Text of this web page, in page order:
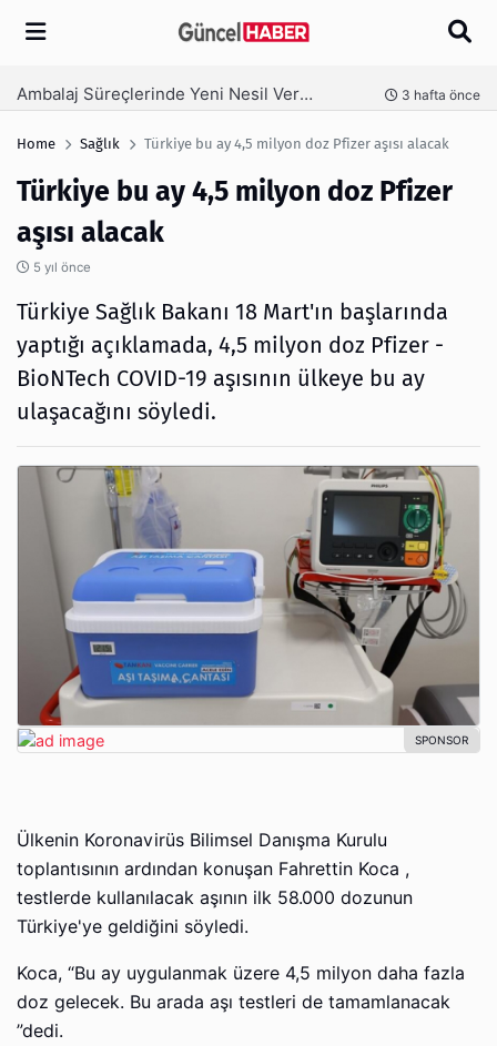
Arama
Ambalaj Süreçlerinde Yeni Nesil Verimliliği Olimpack ile Yakalayın 3 hafta önce
Home Sağlık Türkiye bu ay 4,5 milyon doz Pfizer aşısı alacak
Türkiye bu ay 4,5 milyon doz Pfizer
aşısı alacak
5 yıl önce
Türkiye Sağlık Bakanı 18 Mart'ın başlarında
yaptığı açıklamada, 4,5 milyon doz Pfizer -
BioNTech COVID-19 aşısının ülkeye bu ay
ulaşacağını söyledi.
Ülkenin Koronavirüs Bilimsel Danışma Kurulu
toplantısının ardından konuşan Fahrettin Koca ,
testlerde kullanılacak aşının ilk 58.000 dozunun
Türkiye'ye geldiğini söyledi.
Koca, “Bu ay uygulanmak üzere 4,5 milyon daha fazla
doz gelecek. Bu arada aşı testleri de tamamlanacak
”dedi.